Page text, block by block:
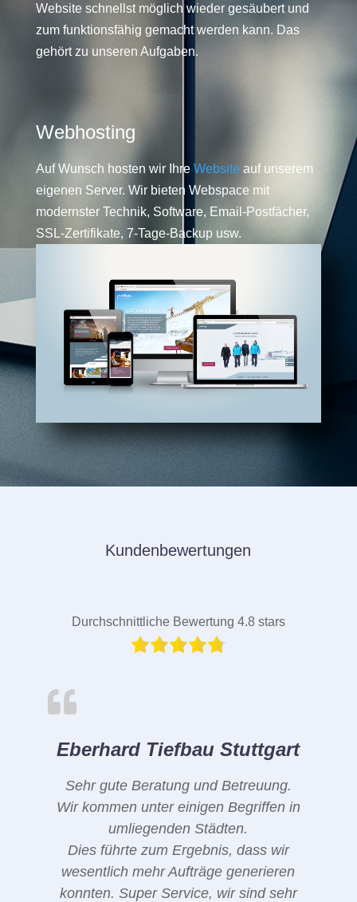
Website schnellst möglich wieder gesäubert und
zum funktionsfähig gemacht werden kann. Das
gehört zu unseren Aufgaben.
Webhosting
Auf Wunsch hosten wir Ihre Website auf unserem
eigenen Server. Wir bieten Webspace mit
modernster Technik, Software, Email-Postfächer,
SSL-Zertifikate, 7-Tage-Backup usw.
Kundenbewertungen
Durchschnittliche Bewertung 4.8 stars
Eberhard Tiefbau Stuttgart
Sehr gute Beratung und Betreuung.
Wir kommen unter einigen Begriffen in
umliegenden Städten.
Dies führte zum Ergebnis, dass wir
wesentlich mehr Aufträge generieren
konnten. Super Service, wir sind sehr